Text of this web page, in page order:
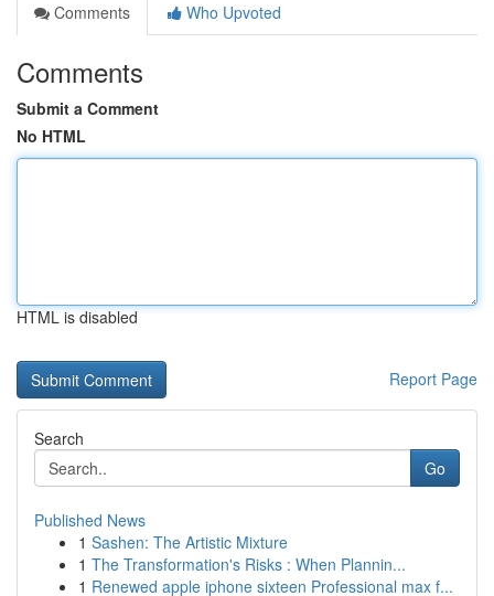
Comments
Who Upvoted
Comments
Submit a Comment
No HTML
HTML is disabled
Report Page
Search
Go
Published News
1 Sashen: The Artistic Mixture
1 The Transformation's Risks : When Plannin...
1 Renewed apple iphone sixteen Professional max f...